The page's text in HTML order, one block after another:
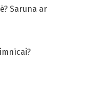
Saruna ar